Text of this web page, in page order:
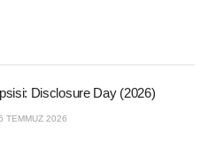
Disclosure Day (2026)
TEMMUZ 2026